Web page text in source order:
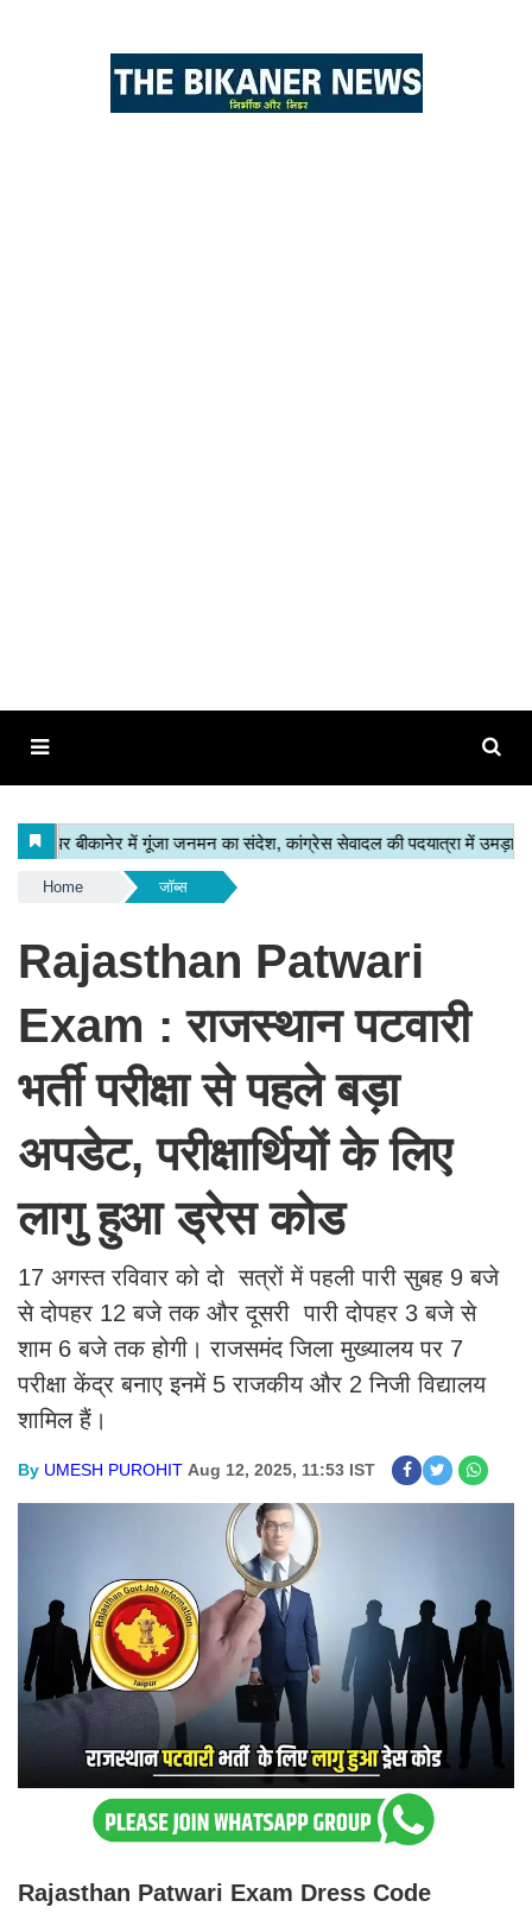
Home जॉब्स
Rajasthan Patwari
Exam : राजस्थान पटवारी
भर्ती परीक्षा से पहले बड़ा
अपडेट, परीक्षार्थियों के लिए
लागु हुआ ड्रेस कोड
17 अगस्त रविवार को दो सत्रों में पहली पारी सुबह 9 बजे
से दोपहर 12 बजे तक और दूसरी पारी दोपहर 3 बजे से
शाम 6 बजे तक होगी। राजसमंद जिला मुख्यालय पर 7
परीक्षा केंद्र बनाए इनमें 5 राजकीय और 2 निजी विद्यालय
शामिल हैं।
By UMESH PUROHIT Aug 12, 2025, 11:53 IST
Rajasthan Patwari Exam Dress Code